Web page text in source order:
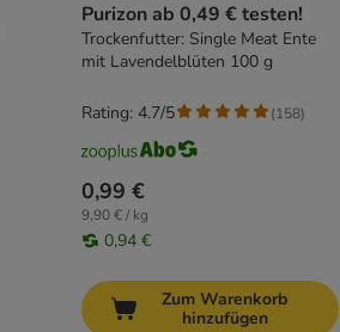
Purizon ab 0,49 € testen!
Trockenfutter: Single Meat Ente
mit Lavendelblüten 100 g
0,99 €
9,90 € / kg
0,94 €
Rating: 4.7/5 (158)
Zum Warenkorb
hinzufügen